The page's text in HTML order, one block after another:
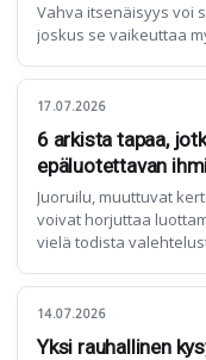
Vahva itsenäisyys voi
joskus se vaikeuttaa
17.07.2026
6 arkista tapaa,
epäluotettavan
Juoruilu, muuttuvat
voivat horjuttaa
vielä todista
14.07.2026
Yksi rauhallinen